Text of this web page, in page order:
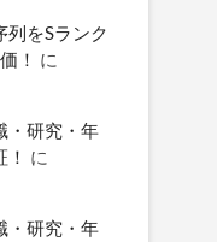
をSランク
！ に
・研究・年
に
・研究・年